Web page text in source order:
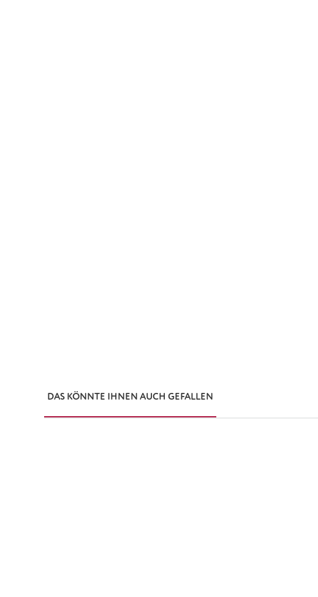
DAS KÖNNTE IHNEN AUCH GEFALLEN